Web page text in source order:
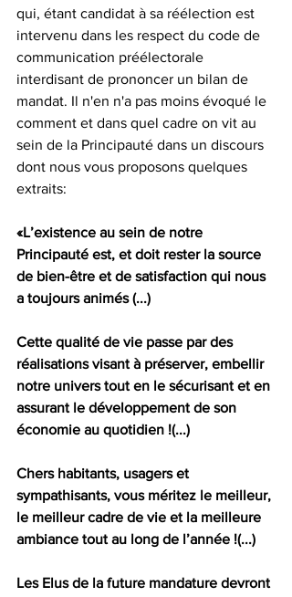
qui, étant candidat à sa réélection est
intervenu dans les respect du code de
communication préélectorale
interdisant de prononcer un bilan de
mandat. Il n'en n'a pas moins évoqué le
comment et dans quel cadre on vit au
sein de la Principauté dans un discours
dont nous vous proposons quelques
extraits:
«L’existence au sein de notre
Principauté est, et doit rester la source
de bien-être et de satisfaction qui nous
a toujours animés (...)
Cette qualité de vie passe par des
réalisations visant à préserver, embellir
notre univers tout en le sécurisant et en
assurant le développement de son
économie au quotidien !(...)
Chers habitants, usagers et
sympathisants, vous méritez le meilleur,
le meilleur cadre de vie et la meilleure
ambiance tout au long de l’année !(...)
Les Elus de la future mandature devront